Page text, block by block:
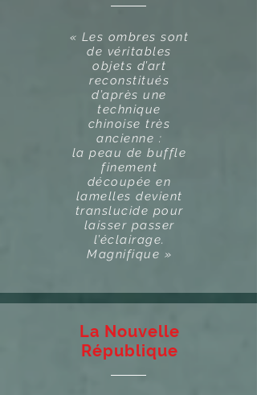
« Les ombres sont
de véritables
objets d’art
reconstitués
d’après une
technique
chinoise très
ancienne :
la peau de buffle
finement
découpée en
lamelles devient
translucide pour
laisser passer
l’éclairage.
Magnifique »
La Nouvelle
République